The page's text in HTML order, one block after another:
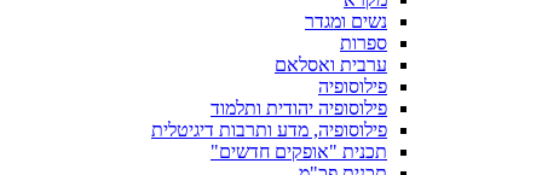
נשים ומגדר
ספרות
ערבית ואסלאם
פילוסופיה
פילוסופיה יהודית ותלמוד
פילוסופיה, מדע ותרבות דיגיטלית
תכנית "אופקים חדשים"